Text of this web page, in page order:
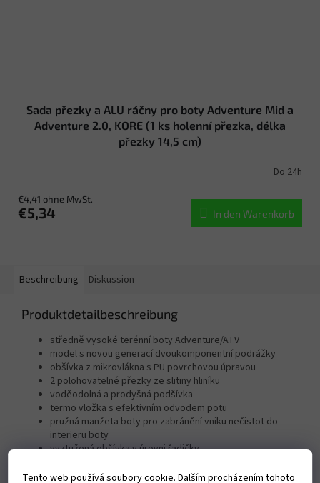
Tento web používá soubory cookie. Dalším procházením tohoto
Sada přezky a ALU ráčny pro boty Adventure Mid a
Adventure 2.0, KORE (1 ks holenní přezka, délka
přezky 14,5 cm)
Do 24h
€4,41 ohne MwSt.
€5,34 In den Warenkorb
Beschreibung Diskussion
Produktdetailbeschreibung
středně vysoké terénní boty Adventure/ATV
model s novou generací dvoukomponentní podrážky
obšívka z mikrovlákna s PU povrchovou úpravou
2 polohovatelné přezky ze slitiny hliníku
voděodolná a prodyšná podšívka
termo vložka s efektivním odvodem potu
pružná manžeta boty pro zabránění vniku nečistot do
interieru boty
vyztužená obšívka v úrovni řadičky
boty jsou CE certifikované